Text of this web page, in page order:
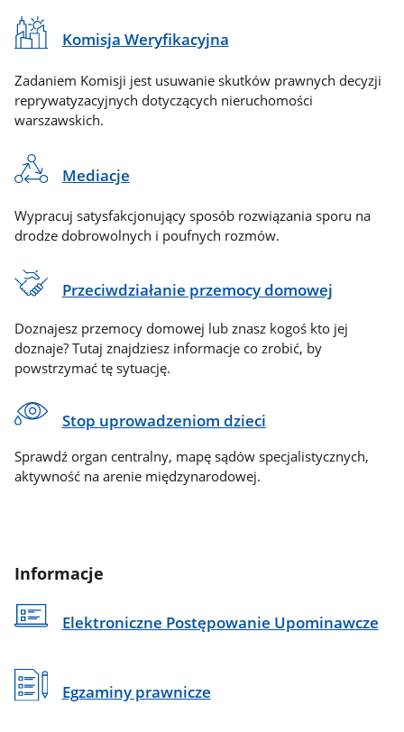
Komisja Weryfikacyjna
Zadaniem Komisji jest usuwanie skutków prawnych decyzji
reprywatyzacyjnych dotyczących nieruchomości
warszawskich.
Mediacje
Wypracuj satysfakcjonujący sposób rozwiązania sporu na
drodze dobrowolnych i poufnych rozmów.
Przeciwdziałanie przemocy domowej
Doznajesz przemocy domowej lub znasz kogoś kto jej
doznaje? Tutaj znajdziesz informacje co zrobić, by
powstrzymać tę sytuację.
Stop uprowadzeniom dzieci
Sprawdź organ centralny, mapę sądów specjalistycznych,
aktywność na arenie międzynarodowej.
Informacje
Elektroniczne Postępowanie Upominawcze
Egzaminy prawnicze